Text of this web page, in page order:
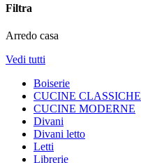
Filtra
Arredo casa
Vedi tutti
Boiserie
CUCINE CLASSICHE
CUCINE MODERNE
Divani
Divani letto
Letti
Librerie